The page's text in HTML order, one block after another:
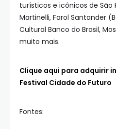
turísticos e icônicos de São
Martinelli, Farol Santander
Cultural Banco do Brasil,
muito mais.
Clique aqui para adquirir
Festival Cidade do Futuro
Fontes: